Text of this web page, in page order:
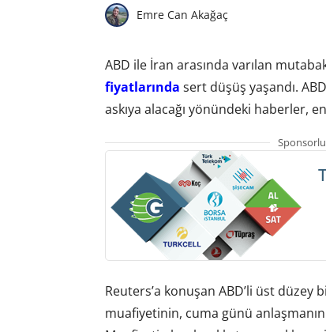
Emre Can Akağaç
ABD ile İran arasında varılan
fiyatlarında sert düşüş yaşandı.
askıya alacağı yönündeki haberler,
Reuters’a konuşan ABD’li üst düzey
muafiyetinin, cuma günü